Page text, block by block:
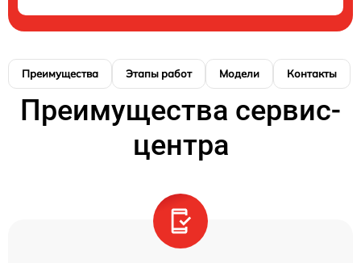
Преимущества Этапы работ Модели Контакты
Преимущества сервис-
центра